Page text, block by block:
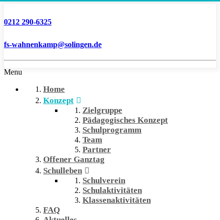
0212 290-6325
fs-wahnenkamp@solingen.de
Menu
Home
Konzept
Zielgruppe
Pädagogisches Konzept
Schulprogramm
Team
Partner
Offener Ganztag
Schulleben
Schulverein
Schulaktivitäten
Klassenaktivitäten
FAQ